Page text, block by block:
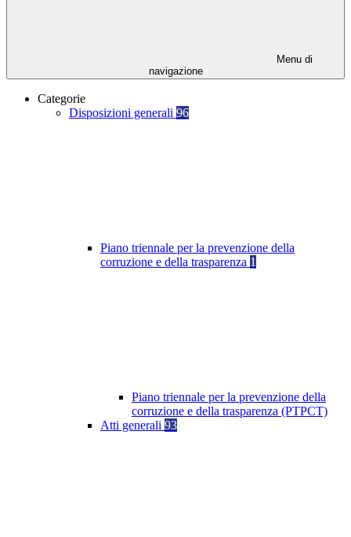
Menu di
navigazione
Categorie
Disposizioni generali 96
Piano triennale per la prevenzione della
corruzione e della trasparenza 1
Piano triennale per la prevenzione della
corruzione e della trasparenza (PTPCT)
Atti generali 93